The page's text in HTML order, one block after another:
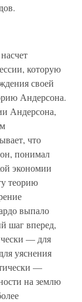
которую
своей
Андерсона.
Андерсона,
что
понимал
экономии
теорию
выпало
шаг вперед,
— для
уяснения
—
на землю